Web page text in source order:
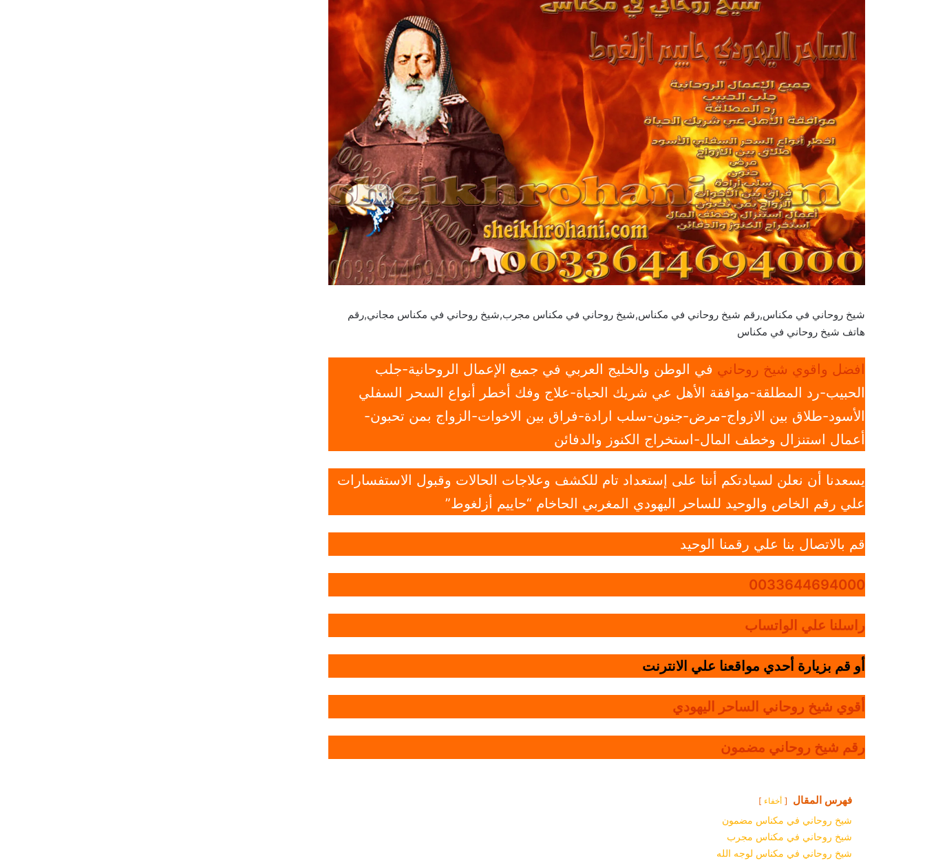
شيخ روحاني في مكناس,رقم شيخ روحاني في مكناس,شيخ روحاني في مكناس مجرب,شيخ روحاني في مكناس مجاني,رقم
هاتف شيخ روحاني في مكناس
افضل واقوي شيخ روحاني في الوطن والخليج العربي في جميع الإعمال الروحانية-جلب
الحبيب-رد المطلقة-موافقة الأهل عي شريك الحياة-علاج وفك أخطر أنواع السحر السفلي
الأسود-طلاق بين الازواج-مرض-جنون-سلب ارادة-فراق بين الاخوات-الزواج بمن تحبون-
أعمال استنزال وخطف المال-استخراج الكنوز والدفائن
يسعدنا أن نعلن لسيادتكم أننا على إستعداد تام للكشف وعلاجات الحالات وقبول الاستفسارات
علي رقم الخاص والوحيد للساحر اليهودي المغربي الحاخام “حاييم أزلغوط”
قم بالاتصال بنا علي رقمنا الوحيد
0033644694000
راسلنا علي الواتساب
أو قم بزيارة أحدي مواقعنا علي الانترنت
أقوي شيخ روحاني الساحر اليهودي
رقم شيخ روحاني مضمون
فهرس المقال أخفاء
شيخ روحاني في مكناس مضمون
شيخ روحاني في مكناس مجرب
شيخ روحاني في مكناس لوجه الله